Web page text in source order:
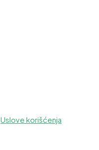
Uslove korišćenja